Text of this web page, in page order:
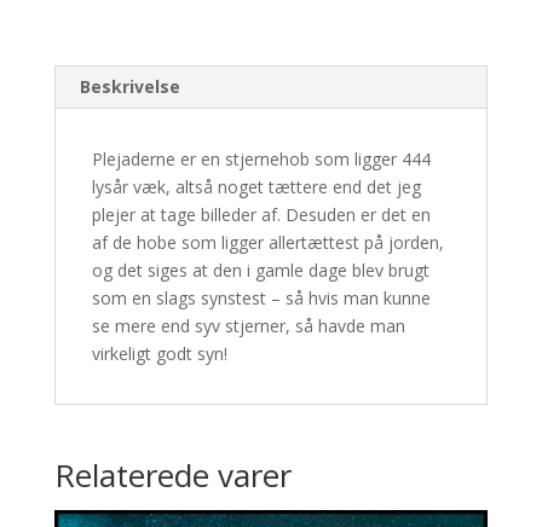
Beskrivelse
Plejaderne er en stjernehob som ligger 444
lysår væk, altså noget tættere end det jeg
plejer at tage billeder af. Desuden er det en
af de hobe som ligger allertættest på jorden,
og det siges at den i gamle dage blev brugt
som en slags synstest – så hvis man kunne
se mere end syv stjerner, så havde man
virkeligt godt syn!
Relaterede varer